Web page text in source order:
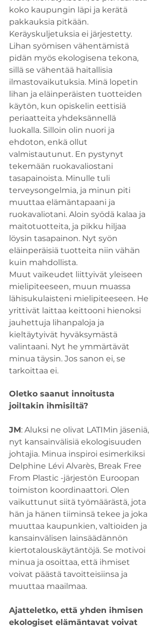
koko kaupungin läpi ja kerätä
pakkauksia pitkään.
Keräyskuljetuksia ei järjestetty.
Lihan syömisen vähentämistä
pidän myös ekologisena tekona,
sillä se vähentää haitallisia
ilmastovaikutuksia. Minä lopetin
lihan ja eläinperäisten tuotteiden
käytön, kun opiskelin eettisiä
periaatteita yhdeksännellä
luokalla. Silloin olin nuori ja
ehdoton, enkä ollut
valmistautunut. En pystynyt
tekemään ruokavaliostani
tasapainoista. Minulle tuli
terveysongelmia, ja minun piti
muuttaa elämäntapaani ja
ruokavaliotani. Aloin syödä kalaa ja
maitotuotteita, ja pikku hiljaa
löysin tasapainon. Nyt syön
eläinperäisiä tuotteita niin vähän
kuin mahdollista.
Muut vaikeudet liittyivät yleiseen
mielipiteeseen, muun muassa
lähisukulaisteni mielipiteeseen. He
yrittivät laittaa keittooni hienoksi
jauhettuja lihanpaloja ja
kieltäytyivät hyväksymästä
valintaani. Nyt he ymmärtävät
minua täysin. Jos sanon ei, se
tarkoittaa ei.
Oletko saanut innoitusta
joiltakin ihmisiltä?
JM: Aluksi ne olivat LATIMin jäseniä,
nyt kansainvälisiä ekologisuuden
johtajia. Minua inspiroi esimerkiksi
Delphine Lévi Alvarès, Break Free
From Plastic -järjestön Euroopan
toimiston koordinaattori. Olen
vaikuttunut siitä työmäärästä, jota
hän ja hänen tiiminsä tekee ja joka
muuttaa kaupunkien, valtioiden ja
kansainvälisen lainsäädännön
kiertotalouskäytäntöjä. Se motivoi
minua ja osoittaa, että ihmiset
voivat päästä tavoitteisiinsa ja
muuttaa maailmaa.
Ajatteletko, että yhden ihmisen
ekologiset elämäntavat voivat